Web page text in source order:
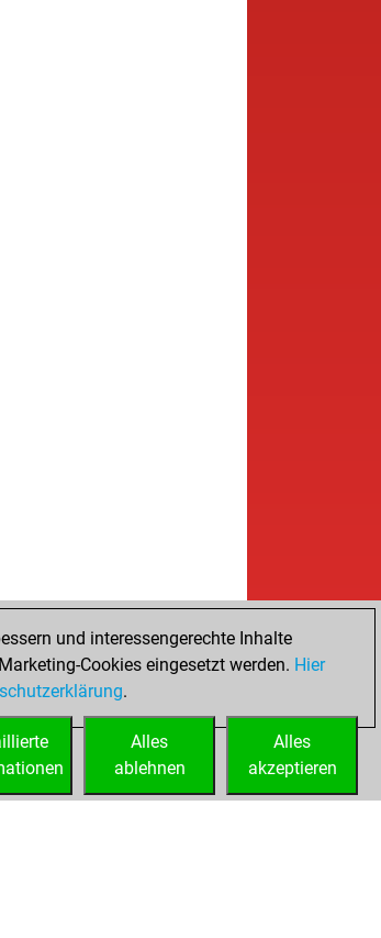
und interessengerechte Inhalte
Cookies eingesetzt werden. Hier
.
Alles
akzeptieren
Alles
ablehnen